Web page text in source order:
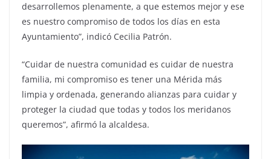
desarrollemos plenamente, a que estemos mejor y ese
es nuestro compromiso de todos los días en esta
Ayuntamiento”, indicó Cecilia Patrón.
“Cuidar de nuestra comunidad es cuidar de nuestra
familia, mi compromiso es tener una Mérida más
limpia y ordenada, generando alianzas para cuidar y
proteger la ciudad que todas y todos los meridanos
queremos”, afirmó la alcaldesa.